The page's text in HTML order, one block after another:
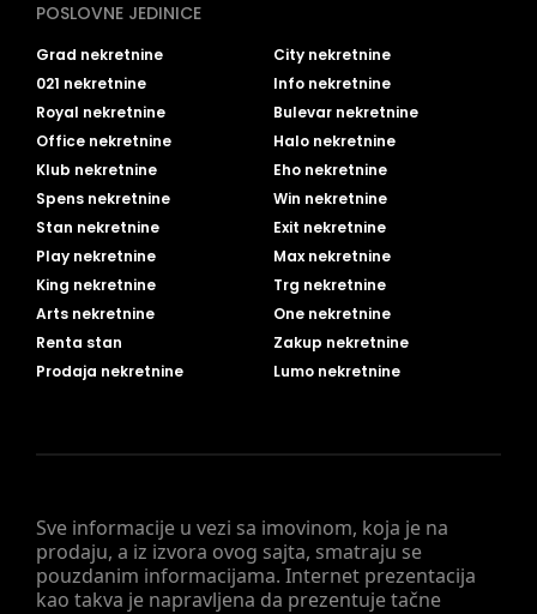
Sve informacije u vezi sa imovinom, koja je na
prodaju, a iz izvora ovog sajta, smatraju se
pouzdanim informacijama. Internet prezentacija
kao takva je napravljena da prezentuje tačne
POSLOVNE JEDINICE
Grad nekretnine
City nekretnine
021 nekretnine
Info nekretnine
Royal nekretnine
Bulevar nekretnine
Office nekretnine
Halo nekretnine
Klub nekretnine
Eho nekretnine
Spens nekretnine
Win nekretnine
Stan nekretnine
Exit nekretnine
Play nekretnine
Max nekretnine
King nekretnine
Trg nekretnine
Arts nekretnine
One nekretnine
Renta stan
Zakup nekretnine
Prodaja nekretnine
Lumo nekretnine